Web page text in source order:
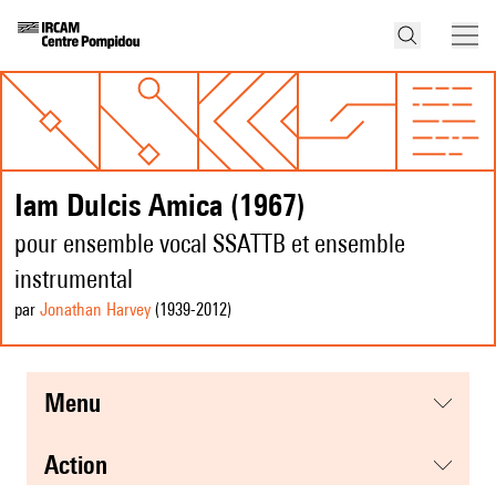
Iam Dulcis Amica (1967)
pour ensemble vocal SSATTB et ensemble
instrumental
par Jonathan Harvey (1939-2012)
menu
action